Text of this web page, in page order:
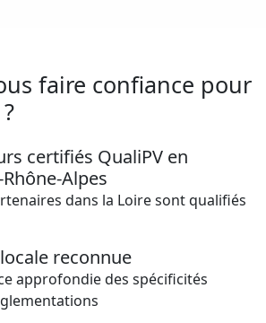
faire confiance pour
certifiés QualiPV en
Alpes
dans la Loire sont qualifiés
reconnue
approfondie des spécificités